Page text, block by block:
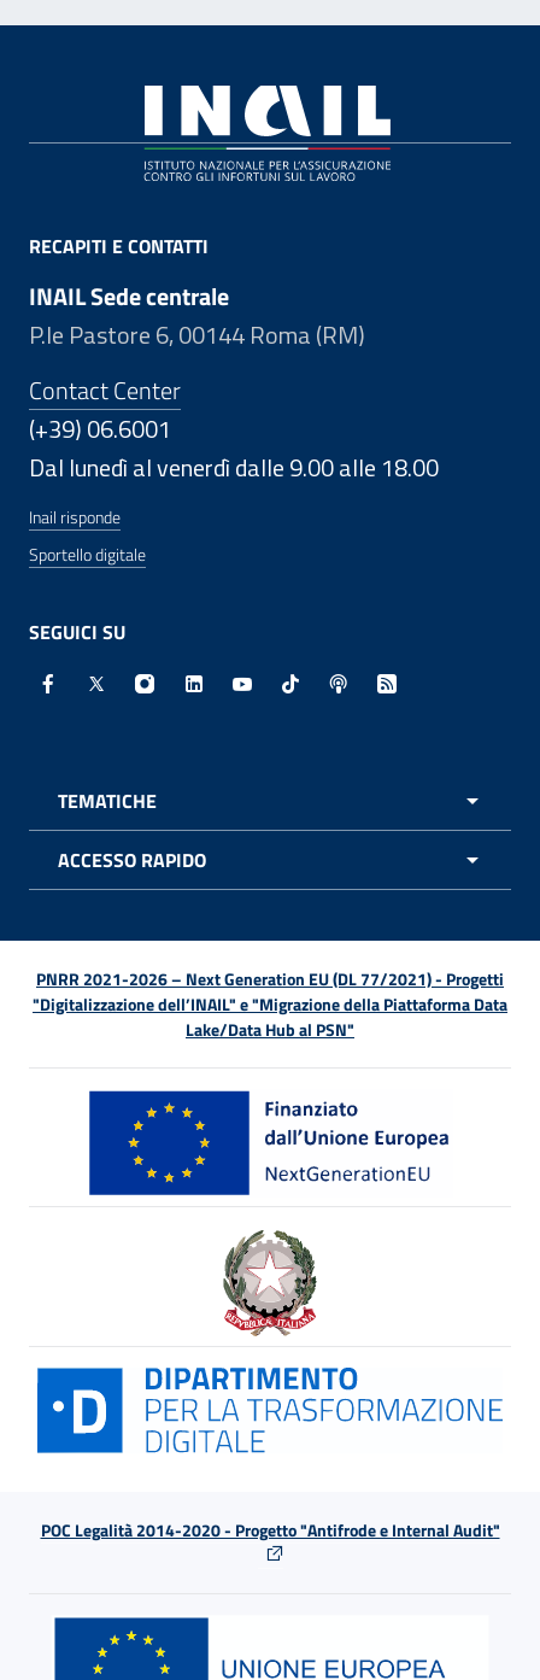
RECAPITI E CONTATTI
INAIL Sede centrale
P.le Pastore 6, 00144 Roma (RM)
Contact Center
(+39) 06.6001
Dal lunedì al venerdì dalle 9.00 alle 18.00
Inail risponde
Sportello digitale
SEGUICI SU
Facebook - Sito esterno - Apertura in nuova finestra
X - Sito esterno - Apertura in nuova finestra
Instagram - Sito esterno - Apertura in
Linkedin - Sito esterno - Apertura in
Youtube - Sito esterno -
TikTok - Sito esterno -
Spreaker - Sito
Feed RSS -
TEMATICHE
ACCESSO RAPIDO
PNRR 2021-2026 – Next Generation EU (DL 77/2021) - Progetti
"Digitalizzazione dell’INAIL" e "Migrazione della Piattaforma Data
Lake/Data Hub al PSN"
POC Legalità 2014-2020 - Progetto "Antifrode e Internal Audit"